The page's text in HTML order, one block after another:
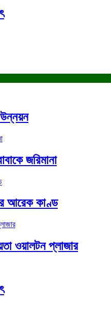
জরিমানা
আরেক কাণ্ড
ওয়ালটন প্লাজার